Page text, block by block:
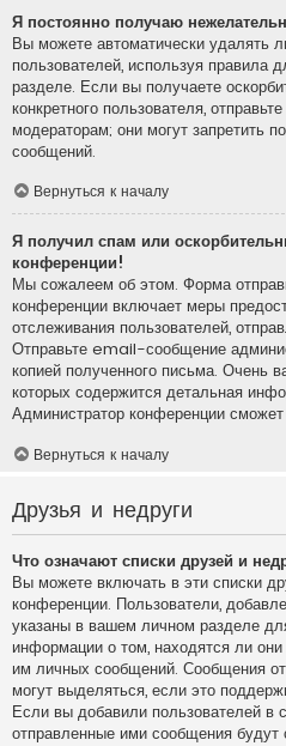
Я постоянно получаю
Вы можете автоматически удалять
пользователей, используя
разделе. Если вы получаете
конкретного пользователя,
модераторам; они могут запретить
сообщений.
Вернуться к началу
Я получил спам или
конференции!
Мы сожалеем об этом. Форма
конференции включает меры
отслеживания пользователей,
Отправьте email-сообщение
копией полученного письма. Очень
которых содержится детальная
Администратор конференции
Вернуться к началу
Друзья и недруги
Что означают списки друзей и
Вы можете включать в эти списки
конференции. Пользователи,
указаны в вашем личном разделе
информации о том, находятся ли
им личных сообщений. Сообщения
могут выделяться, если это
Если вы добавили пользователей в
отправленные ими сообщения